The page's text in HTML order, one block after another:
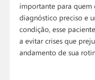
importante para quem
diagnóstico preciso e
condição, esse
a evitar crises que
andamento de sua